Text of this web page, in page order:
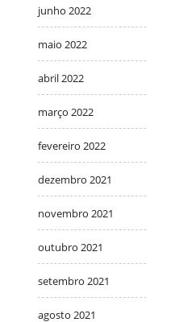
junho 2022
maio 2022
abril 2022
março 2022
fevereiro 2022
dezembro 2021
novembro 2021
outubro 2021
setembro 2021
agosto 2021